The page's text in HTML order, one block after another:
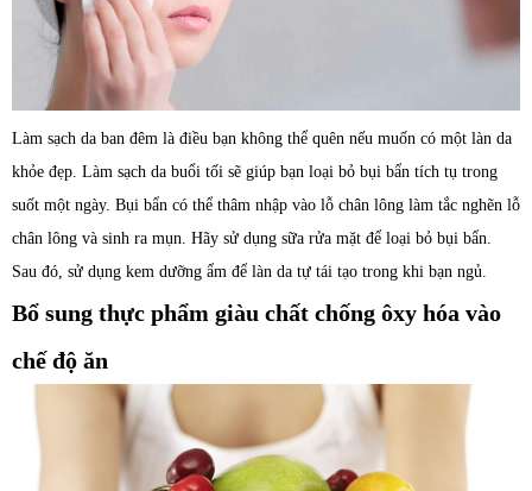
Làm sạch da ban đêm là điều bạn không thể quên nếu muốn có một làn da
khỏe đẹp. Làm sạch da buổi tối sẽ giúp bạn loại bỏ bụi bẩn tích tụ trong
suốt một ngày. Bụi bẩn có thể thâm nhập vào lỗ chân lông làm tắc nghẽn lỗ
chân lông và sinh ra mụn. Hãy sử dụng sữa rửa mặt để loại bỏ bụi bẩn.
Sau đó, sử dụng kem dưỡng ẩm để làn da tự tái tạo trong khi bạn ngủ.
Bổ sung thực phẩm giàu chất chống ôxy hóa vào
chế độ ăn